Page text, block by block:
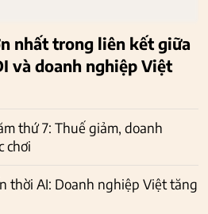
nhất trong liên kết giữa
và doanh nghiệp Việt
thứ 7: Thuế giảm, doanh
chơi
thời AI: Doanh nghiệp Việt tăng